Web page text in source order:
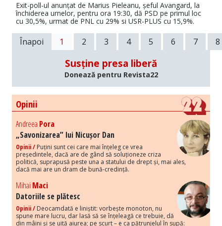
Exit-poll-ul anunțat de Marius Pieleanu, șeful Avangard, la
închiderea urnelor, pentru ora 19:30, dă PSD pe primul loc
cu 30,5%, urmat de PNL cu 29% si USR-PLUS cu 15,9%.
Înapoi 1 2 3 4 5 6 7 8
Susține presa liberă
Donează pentru Revista22
Opinii
Andreea Pora
„Savonizarea” lui Nicușor Dan
Opinii / Puțini sunt cei care mai înțeleg ce vrea
președintele, dacă are de gând să soluționeze criza
politică, suprapusă peste una a statului de drept și, mai ales,
dacă mai are un dram de bună-credință.
Mihai Maci
Datoriile se plătesc
Opinii / Deocamdată e liniștit: vorbește monoton, nu
spune mare lucru, dar lasă să se înțeleagă ce trebuie, dă
din mâini și se uită aiurea; pe scurt – e ca pătrunjelul în supă: